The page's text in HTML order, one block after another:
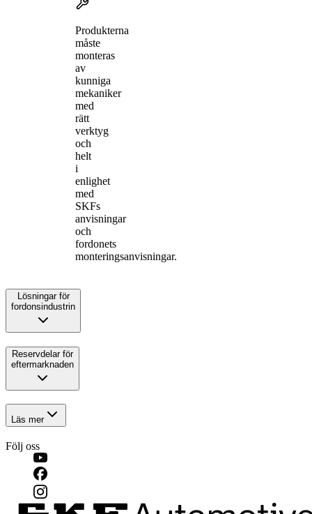
Produkterna
måste
monteras
av
kunniga
mekaniker
med
rätt
verktyg
och
helt
i
enlighet
med
SKFs
anvisningar
och
fordonets
monteringsanvisningar.
Lösningar för
fordonsindustrin
Reservdelar för
eftermarknaden
Läs mer
Följ oss